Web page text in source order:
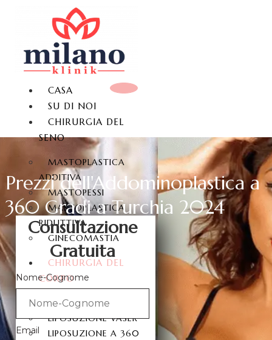
CASA
SU DI NOI
CHIRURGIA DEL
SENO
MASTOPLASTICA
ADDITIVA
MASTOPESSI
MASTOPLASTICA
RIDUTTIVA
GINECOMASTIA
CHIRURGIA DEL
CORPO
LIPOSUZIONE
LIPOSUZIONE VASER
LIPOSUZIONE A 360
Prezzi dell'Addominoplastica a
360 Gradi a Turchia 2024
Consultazione
Gratuita
Nome-Cognome
Email